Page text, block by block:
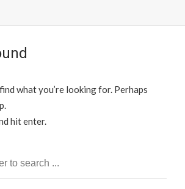
what you’re looking for. Perhaps
hit enter.